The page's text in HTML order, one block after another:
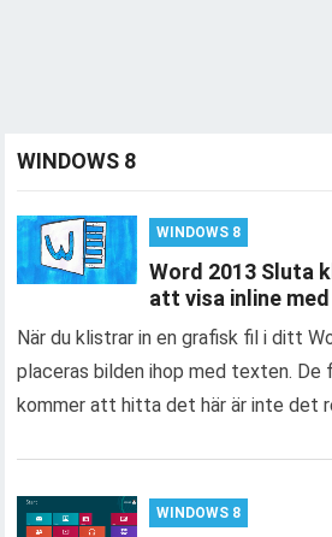
WINDOWS 8
WINDOWS 8
Word 2013 Sluta
att visa inline
När du klistrar in en grafisk fil i ditt
placeras bilden ihop med texten. De
kommer att hitta det här är inte det
WINDOWS 8